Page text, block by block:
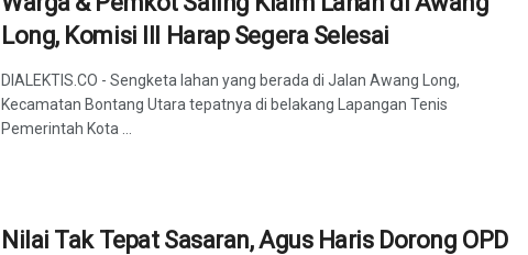
Long, Komisi III Harap Segera Selesai
DIALEKTIS.CO - Sengketa lahan yang berada di Jalan Awang Long,
Kecamatan Bontang Utara tepatnya di belakang Lapangan Tenis
Pemerintah Kota ...
Nilai Tak Tepat Sasaran, Agus Haris Dorong OPD